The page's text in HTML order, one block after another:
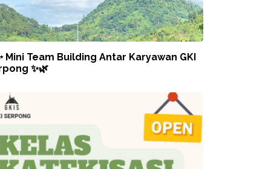
Mini Team Building Antar Karyawan GKI
✨🌿